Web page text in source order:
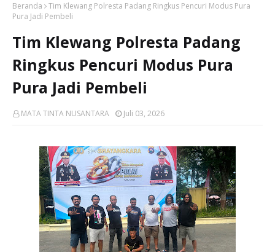
Beranda
Tim Klewang Polresta Padang Ringkus Pencuri Modus Pura
Pura Jadi Pembeli
Tim Klewang Polresta Padang
Ringkus Pencuri Modus Pura
Pura Jadi Pembeli
MATA TINTA NUSANTARA Juli 03, 2026